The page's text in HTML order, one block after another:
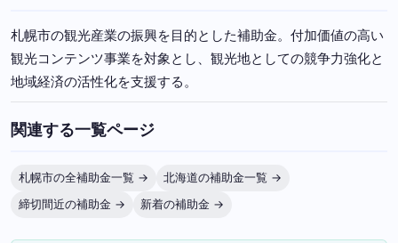
札幌市の観光産業の振興を目的とした補助金。付加価値の高い
観光コンテンツ事業を対象とし、観光地としての競争力強化と
地域経済の活性化を支援する。
関連する一覧ページ
札幌市の全補助金一覧 →
北海道の補助金一覧 →
締切間近の補助金 →
新着の補助金 →